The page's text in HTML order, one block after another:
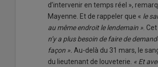
d’intervenir en temps réel »,
Mayenne. Et de rappeler que « le
au même endroit le lendemain » .
n’y a plus besoin de faire de
façon ». Au-delà du 31 mars, le
du lieutenant de louveterie. « Et